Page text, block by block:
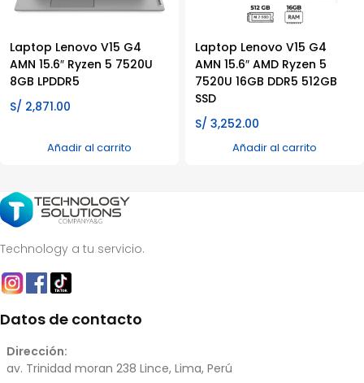
Laptop Lenovo V15 G4
AMN 15.6″ Ryzen 5 7520U
8GB LPDDR5
S/ 2,871.00
Añadir al carrito
Laptop Lenovo V15 G4
AMN 15.6″ AMD Ryzen 5
7520U 16GB DDR5 512GB
SSD
S/ 3,252.00
Añadir al carrito
Technology a tu servicio.
Datos de contacto
Dirección:
av. Trinidad moran 238 Lince, Lima, Perú